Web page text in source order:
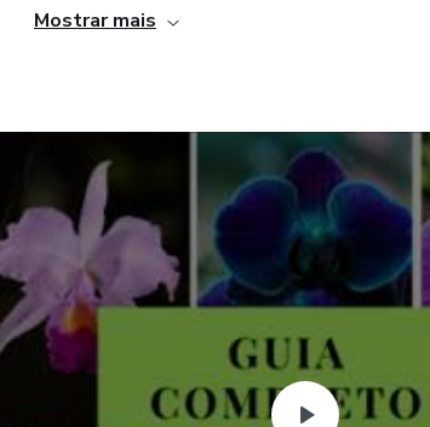
orquídeas deslumbrante e saudável em sua
Mostrar mais